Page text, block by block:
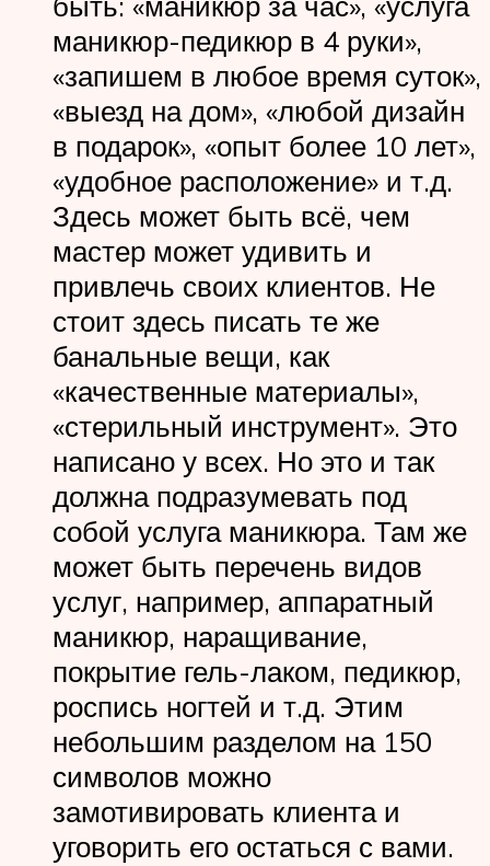
маникюр-педикюр в 4 руки»,
«запишем в любое время суток»,
«выезд на дом», «любой дизайн
в подарок», «опыт более 10 лет»,
«удобное расположение» и т.д.
Здесь может быть всё, чем
мастер может удивить и
привлечь своих клиентов. Не
стоит здесь писать те же
банальные вещи, как
«качественные материалы»,
«стерильный инструмент». Это
написано у всех. Но это и так
должна подразумевать под
собой услуга маникюра. Там же
может быть перечень видов
услуг, например, аппаратный
маникюр, наращивание,
покрытие гель-лаком, педикюр,
роспись ногтей и т.д. Этим
небольшим разделом на 150
символов можно
замотивировать клиента и
уговорить его остаться с вами.